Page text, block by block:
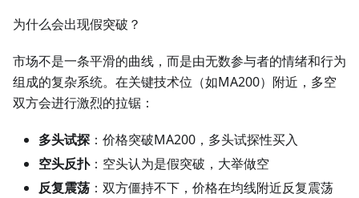
为什么会出现假突破？
市场不是一条平滑的曲线，而是由无数参与者的情绪和行为
组成的复杂系统。在关键技术位（如MA200）附近，多空
双方会进行激烈的拉锯：
多头试探 ：价格突破MA200，多头试探性买入
空头反扑：空头认为是假突破，大举做空
反复震荡 ：双方僵持不下，价格在均线附近反复震荡